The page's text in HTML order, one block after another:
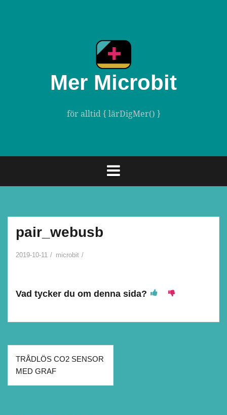
Mer Microbit
för alltid { lärDigMer() }
pair_webusb
2019-10-11 microbit
Vad tycker du om denna sida?
Inläggsnavigering
TRÅDLÖS CO2 SENSOR
MED GRAF